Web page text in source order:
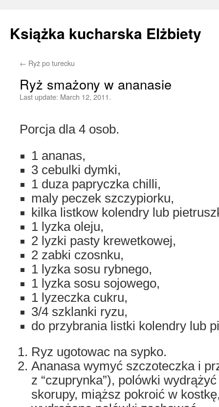
Książka kucharska Elżbiety
Skip
← Ryż po turecku
Ryż smażony w ananasie
Last update: March 12, 2011.
Porcja dla 4 osob.
1 ananas,
3 cebulki dymki,
1 duza papryczka chilli,
maly peczek szczypiorku,
kilka listkow kolendry lub
1 lyzka oleju,
2 lyzki pasty krewetkowej,
2 zabki czosnku,
1 lyzka sosu rybnego,
1 lyzka sosu sojowego,
1 lyzeczka cukru,
3/4 szklanki ryzu,
do przybrania listki kolendry lub
Ryz ugotowac na sypko.
Ananasa wymyć szczoteczka i
z “czuprynka”), polówki
skorupy, miąższ pokroić w